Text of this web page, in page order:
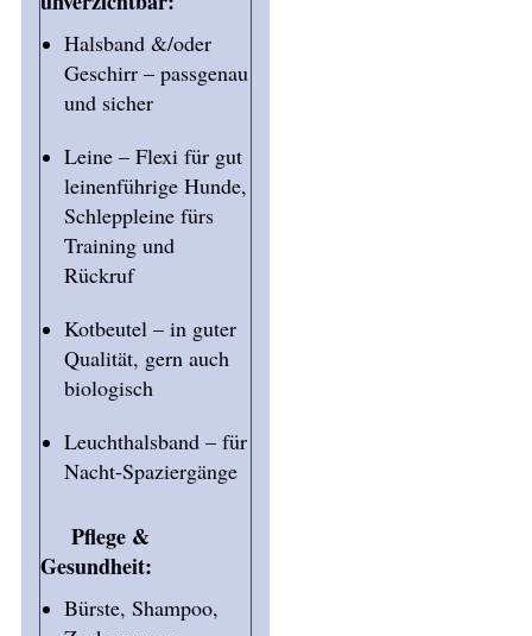
Halsband &/oder
Geschirr – passgenau
und sicher
Leine – Flexi für gut
leinenführige Hunde,
Schleppleine fürs
Training und
Rückruf
Kotbeutel – in guter
Qualität, gern auch
biologisch
Leuchthalsband – für
Nacht-Spaziergänge
Pflege &
Gesundheit:
Bürste, Shampoo,